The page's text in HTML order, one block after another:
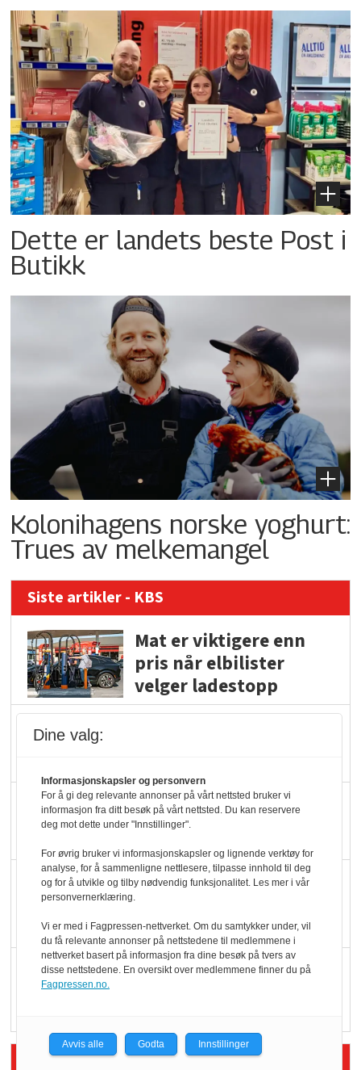
Dette er landets beste Post i
Butikk
Kolonihagens norske yoghurt:
Trues av melkemangel
Siste artikler - KBS
Mat er viktigere enn
pris når elbilister
velger ladestopp
Potetball, kylling og 98
oktan
KBS-bransjen i
endring: Stadig større
serveringstilbud
Vokser med ferdigmat
Siste artikler - Butikk i praksis
Dine valg:
Informasjonskapsler og personvern
For å gi deg relevante annonser på vårt nettsted bruker vi
informasjon fra ditt besøk på vårt nettsted. Du kan reservere
deg mot dette under "Innstillinger".
For øvrig bruker vi informasjonskapsler og lignende verktøy for
analyse, for å sammenligne nettlesere, tilpasse innhold til deg
og for å utvikle og tilby nødvendig funksjonalitet. Les mer i vår
personvernerklæring.
Vi er med i Fagpressen-nettverket. Om du samtykker under, vil
du få relevante annonser på nettstedene til medlemmene i
nettverket basert på informasjon fra dine besøk på tvers av
disse nettstedene. En oversikt over medlemmene finner du på
Fagpressen.no.
Avvis alle Godta Innstillinger